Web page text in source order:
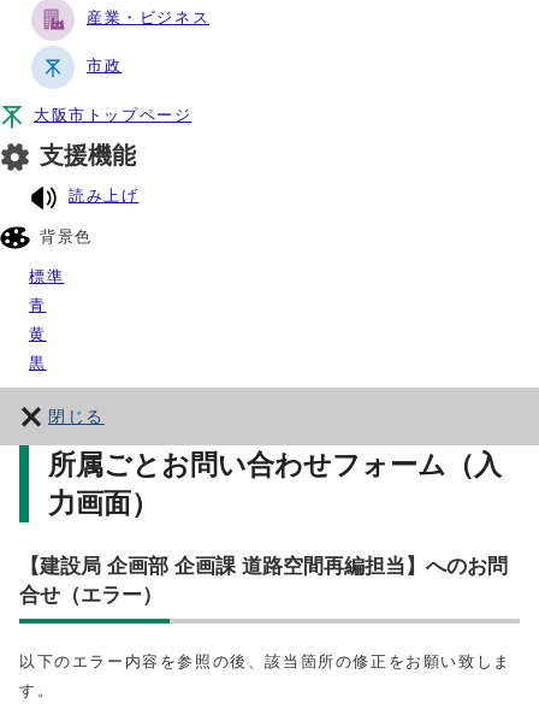
産業・ビジネス
市政
大阪市トップページ
支援機能
読み上げ
背景色
標準
青
黄
黒
閉じる
所属ごとお問い合わせフォーム（入
力画面）
【建設局 企画部 企画課 道路空間再編担当】へのお問
合せ（エラー）
以下のエラー内容を参照の後、該当箇所の修正をお願い致しま
す。